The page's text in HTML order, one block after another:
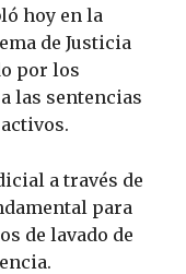
hoy en la
de Justicia
por los
las sentencias
a través de
para
de lavado de